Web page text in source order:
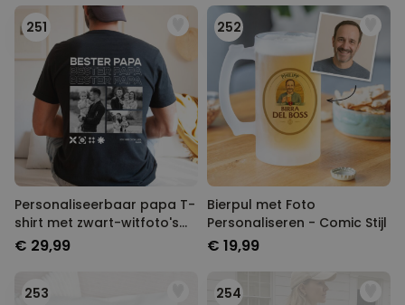
251
Personaliseerbaar papa T-
shirt met zwart-witfoto's
en tekst
€ 29,99
252
Bierpul met Foto
Personaliseren - Comic Stijl
€ 19,99
253 254